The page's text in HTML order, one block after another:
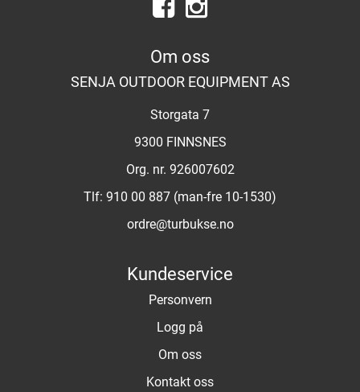
Om oss
SENJA OUTDOOR EQUIPMENT AS
Storgata 7
9300 FINNSNES
Org. nr. 926007602
Tlf: 910 00 887 (man-fre 10-1530)
ordre@turbukse.no
Kundeservice
Personvern
Logg på
Om oss
Kontakt oss